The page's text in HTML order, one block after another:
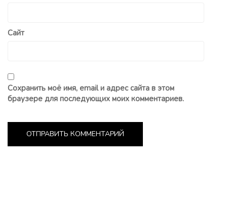
Сайт
Сохранить моё имя, email и адрес сайта в этом
браузере для последующих моих комментариев.